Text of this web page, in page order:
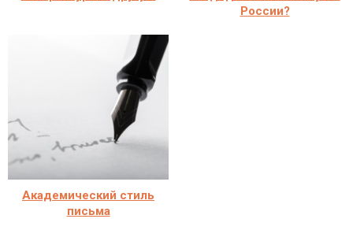
России?
Академический стиль
письма